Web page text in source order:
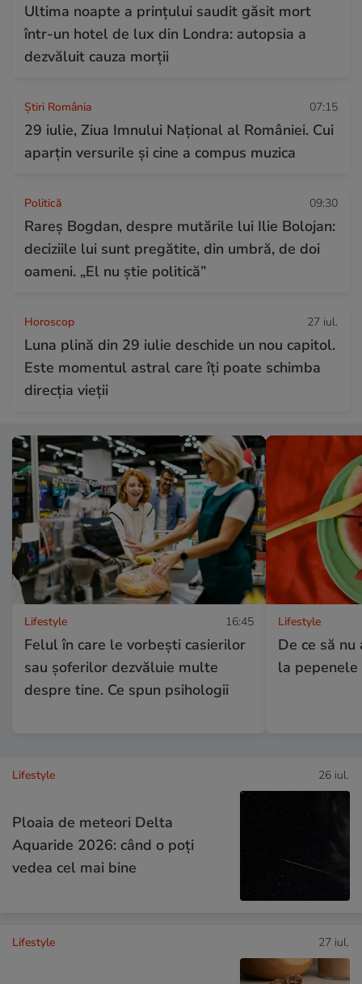
Ultima noapte a prințului saudit găsit mort
într-un hotel de lux din Londra: autopsia a
dezvăluit cauza morții
Știri România 07:15
29 iulie, Ziua Imnului Național al României. Cui
aparțin versurile și cine a compus muzica
Politică 09:30
Rareș Bogdan, despre mutările lui Ilie Bolojan:
deciziile lui sunt pregătite, din umbră, de doi
oameni. „El nu știe politică”
Horoscop 27 iul.
Luna plină din 29 iulie deschide un nou capitol.
Este momentul astral care îți poate schimba
direcția vieții
Lifestyle 16:45
Felul în care le vorbești casierilor
sau șoferilor dezvăluie multe
despre tine. Ce spun psihologii
Lifestyle
De ce să
la pepenele
Lifestyle 26 iul.
Ploaia de meteori Delta
Aquaride 2026: când o poți
vedea cel mai bine
Lifestyle 27 iul.